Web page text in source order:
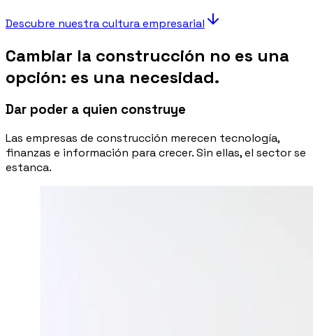
Descubre nuestra cultura empresarial
Cambiar la construcción no es una
opción: es una necesidad.
Dar poder a quien construye
Las empresas de construcción merecen tecnología,
finanzas e información para crecer. Sin ellas, el sector se
estanca.